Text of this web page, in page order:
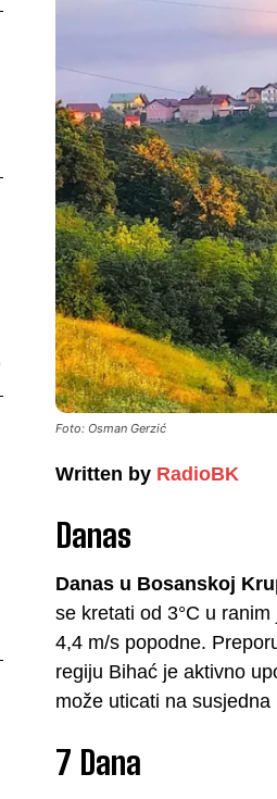
Foto: Osman Gerzić
Written by RadioBK
Danas
Danas u Bosanskoj
se kretati od 3°C u
4,4 m/s popodne.
regiju Bihać je aktivno
može uticati na susjedna
7 Dana